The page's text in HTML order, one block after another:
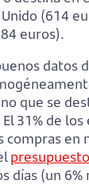
(614
euros).
datos
que se
31% de
compras en
presupuesto
días (un 6%